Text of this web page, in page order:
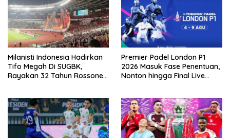
Milanisti Indonesia Hadirkan
Tifo Megah Di SUGBK,
Rayakan 32 Tahun Rossoneri
Premier Padel London P1
2026 Masuk Fase Penentuan,
Nonton hingga Final Live